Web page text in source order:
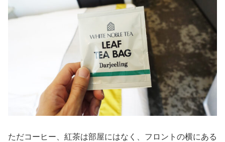
ただコーヒー、紅茶は部屋にはなく、フロントの横にある